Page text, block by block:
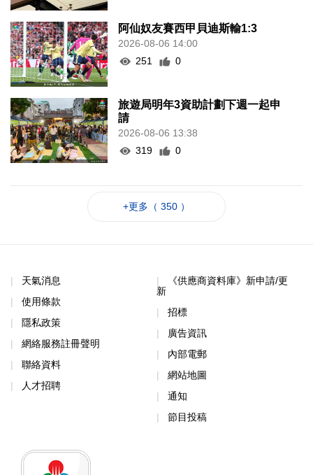
阿仙奴友賽西甲貝迪斯輸1:3
2026-08-06 14:00
251
0
旅遊局明年3資助計劃下週一起申
請
2026-08-06 13:38
319
0
+更多（ 350 ）
天氣消息
使用條款
隱私政策
網絡服務註冊聲明
聯絡資料
人才招聘
《供應商資料庫》新申請/更
新
招標
廣告資訊
內部電郵
網站地圖
通知
節目投稿